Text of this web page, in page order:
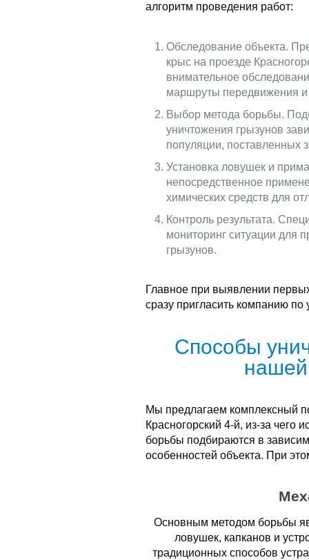
алгоритм проведения работ:
Обследование объекта.
крыс на проезде
внимательное
маршруты передвижения и
Выбор метода борьбы.
уничтожения грызунов
популяции, поставленных
Установка ловушек и
непосредственное
химических средств для
Контроль результата.
мониторинг ситуации для
грызунов.
Главное при выявлении
сразу пригласить компанию
Способы
Мы предлагаем комплексный
Красногорский 4-й, из-за
борьбы подбираются в
особенностей объекта. При
Основным методом борьбы
ловушек, капканов и
традиционных способов